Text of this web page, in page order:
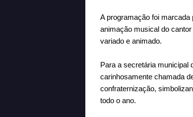
A programação foi
animação musical do
variado e animado.
Para a secretária municipal
carinhosamente chamada
confraternização,
todo o ano.